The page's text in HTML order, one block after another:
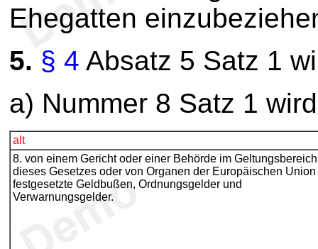
Ehegatten
5. § 4 Absatz 5 Satz 1
a) Nummer 8 Satz 1
alt
8. von einem Gericht oder einer Behörde im Geltungsbereich
dieses Gesetzes oder von Organen der Europäischen Union
festgesetzte Geldbußen, Ordnungsgelder und
Verwarnungsgelder.